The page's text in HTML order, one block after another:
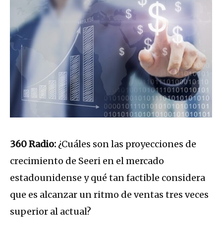
360 Radio: ¿Cuáles son las proyecciones de
crecimiento de Seeri en el mercado
estadounidense y qué tan factible considera
que es alcanzar un ritmo de ventas tres veces
superior al actual?